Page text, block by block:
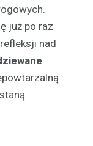
już po raz
nad